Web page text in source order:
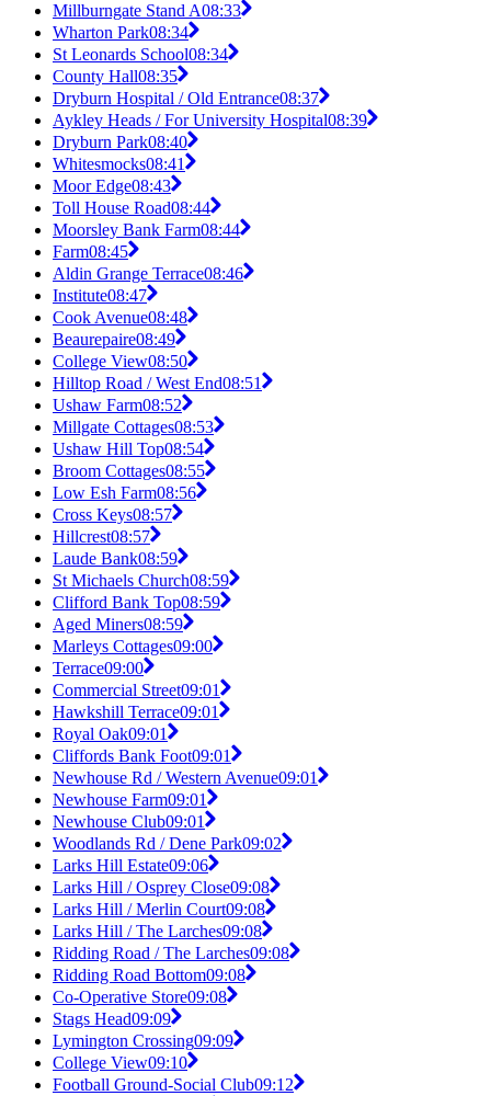
Millburngate Stand A08:33
Wharton Park08:34
St Leonards School08:34
County Hall08:35
Dryburn Hospital / Old Entrance08:37
Aykley Heads / For University Hospital08:39
Dryburn Park08:40
Whitesmocks08:41
Moor Edge08:43
Toll House Road08:44
Moorsley Bank Farm08:44
Farm08:45
Aldin Grange Terrace08:46
Institute08:47
Cook Avenue08:48
Beaurepaire08:49
College View08:50
Hilltop Road / West End08:51
Ushaw Farm08:52
Millgate Cottages08:53
Ushaw Hill Top08:54
Broom Cottages08:55
Low Esh Farm08:56
Cross Keys08:57
Hillcrest08:57
Laude Bank08:59
St Michaels Church08:59
Clifford Bank Top08:59
Aged Miners08:59
Marleys Cottages09:00
Terrace09:00
Commercial Street09:01
Hawkshill Terrace09:01
Royal Oak09:01
Cliffords Bank Foot09:01
Newhouse Rd / Western Avenue09:01
Newhouse Farm09:01
Newhouse Club09:01
Woodlands Rd / Dene Park09:02
Larks Hill Estate09:06
Larks Hill / Osprey Close09:08
Larks Hill / Merlin Court09:08
Larks Hill / The Larches09:08
Ridding Road / The Larches09:08
Ridding Road Bottom09:08
Co-Operative Store09:08
Stags Head09:09
Lymington Crossing09:09
College View09:10
Football Ground-Social Club09:12